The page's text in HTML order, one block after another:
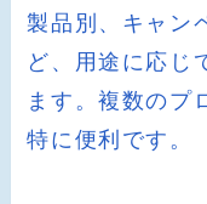
製品別、キャン
ど、用途に応じ
ます。複数のプ
特に便利です。